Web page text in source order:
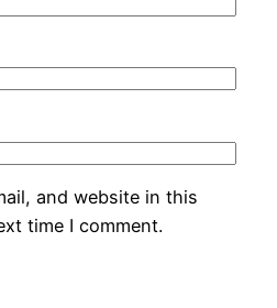
and website in this
time I comment.